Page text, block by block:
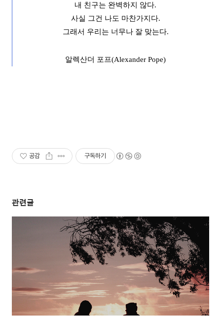
내 친구는 완벽하지 않다.
사실 그건 나도 마찬가지다.
그래서 우리는 너무나 잘 맞는다.
알렉산더 포프(Alexander Pope)
공감 구독하기
관련글